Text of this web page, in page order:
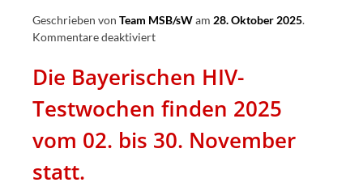
Geschrieben von Team MSB/sWam 28. Oktober 2025.
Kommentare deaktiviertfür
Testwochen
2025
bayernweite
Angebote
Die Bayerischen HIV-
Testwochen finden 2025
vom 02. bis 30. November
statt.